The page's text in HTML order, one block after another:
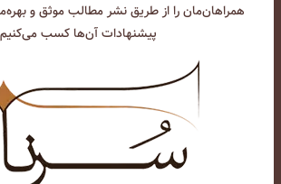
همراهان‌مان را از طریق نشر مطالب موثق و
پیشنهادات آن‌ها کسب می‌کنیم